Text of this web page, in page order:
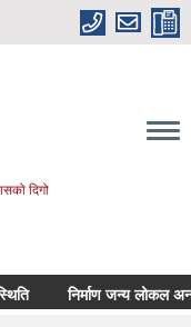
दिगो
निर्माण जन्य लोकल अनग्रेडेड